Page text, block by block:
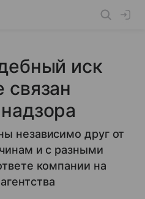
иск
независимо друг от
и с разными
компании на